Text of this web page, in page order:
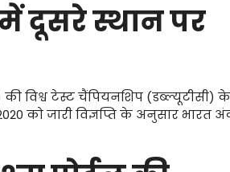
दूसरे स्थान पर
विश्व टेस्ट चैंपियनशिप (डब्ल्यूटीसी) के
को जारी विज्ञप्ति के अनुसार भारत